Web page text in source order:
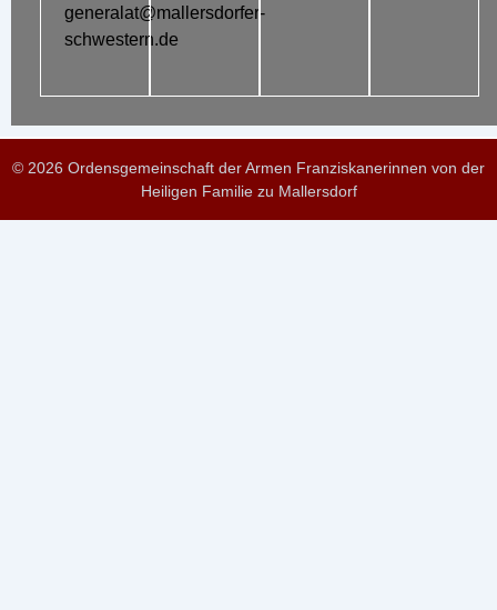
generalat@mallersdorfer-
schwestern.de
© 2026 Ordensgemeinschaft der Armen Franziskanerinnen von der
Heiligen Familie zu Mallersdorf